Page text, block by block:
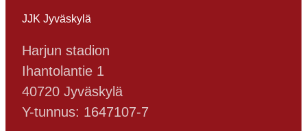
JJK Jyväskylä
Harjun stadion
Ihantolantie 1
40720 Jyväskylä
Y-tunnus: 1647107-7